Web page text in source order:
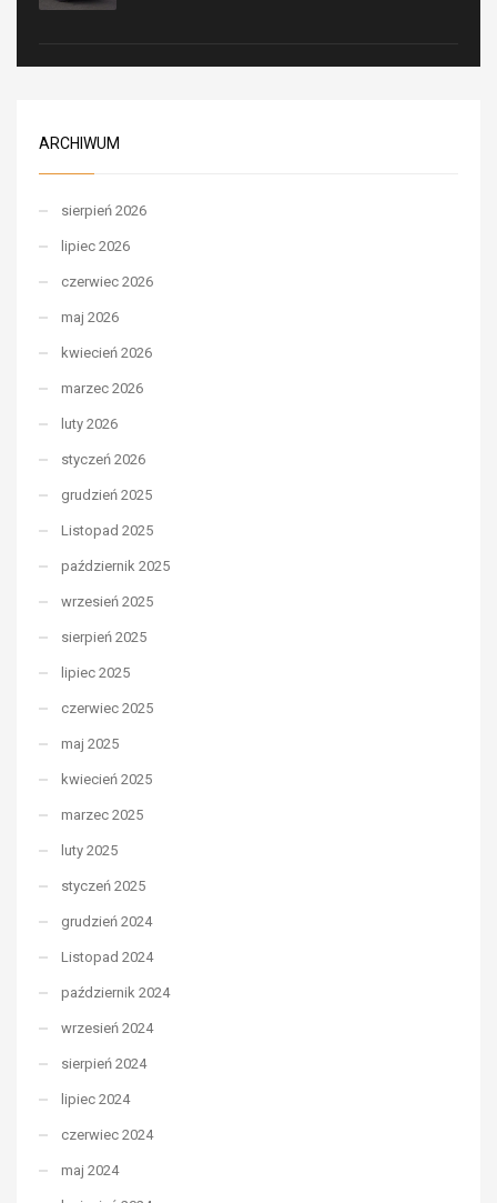
ARCHIWUM
sierpień 2026
lipiec 2026
czerwiec 2026
maj 2026
kwiecień 2026
marzec 2026
luty 2026
styczeń 2026
grudzień 2025
Listopad 2025
październik 2025
wrzesień 2025
sierpień 2025
lipiec 2025
czerwiec 2025
maj 2025
kwiecień 2025
marzec 2025
luty 2025
styczeń 2025
grudzień 2024
Listopad 2024
październik 2024
wrzesień 2024
sierpień 2024
lipiec 2024
czerwiec 2024
maj 2024